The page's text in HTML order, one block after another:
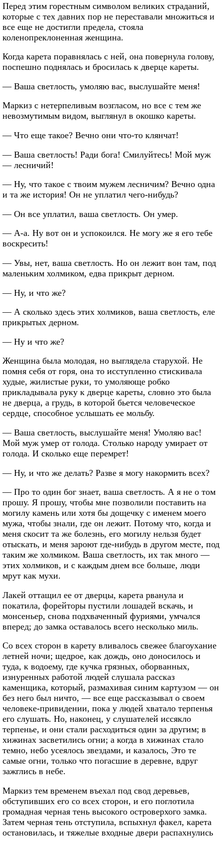
Перед этим горестным символом великих страданий,
которые с тех давних пор не переставали множиться и
все еще не достигли предела, стояла
коленопреклоненная женщина.
Когда карета поравнялась с ней, она повернула голову,
поспешно поднялась и бросилась к дверце кареты.
— Ваша светлость, умоляю вас, выслушайте меня!
Маркиз с нетерпеливым возгласом, но все с тем же
невозмутимым видом, выглянул в окошко кареты.
— Что еще такое? Вечно они что-то клянчат!
— Ваша светлость! Ради бога! Смилуйтесь! Мой муж
— лесничий!
— Ну, что такое с твоим мужем лесничим? Вечно одна
и та же история! Он не уплатил чего-нибудь?
— Он все уплатил, ваша светлость. Он умер.
— А-а. Ну вот он и успокоился. Не могу же я его тебе
воскресить!
— Увы, нет, ваша светлость. Но он лежит вон там, под
маленьким холмиком, едва прикрыт дерном.
— Ну, и что же?
— А сколько здесь этих холмиков, ваша светлость, еле
прикрытых дерном.
— Ну и что же?
Женщина была молодая, но выглядела старухой. Не
помня себя от горя, она то исступленно стискивала
худые, жилистые руки, то умоляюще робко
прикладывала руку к дверце кареты, словно это была
не дверца, а грудь, в которой бьется человеческое
сердце, способное услышать ее мольбу.
— Ваша светлость, выслушайте меня! Умоляю вас!
Мой муж умер от голода. Столько народу умирает от
голода. И сколько еще перемрет!
— Ну, и что же делать? Разве я могу накормить всех?
— Про то один бог знает, ваша светлость. А я не о том
прошу. Я прошу, чтобы мне позволили поставить на
могилу камень или хотя бы дощечку с именем моего
мужа, чтобы знали, где он лежит. Потому что, когда и
меня скосит та же болезнь, его могилу нельзя будет
отыскать, и меня зароют где-нибудь в другом месте, под
таким же холмиком. Ваша светлость, их так много —
этих холмиков, и с каждым днем все больше, люди
мрут как мухи.
Лакей оттащил ее от дверцы, карета рванула и
покатила, форейторы пустили лошадей вскачь, и
монсеньер, снова подхваченный фуриями, умчался
вперед; до замка оставалось всего несколько миль.
Со всех сторон в карету вливалось свежее благоухание
летней ночи; щедрое, как дождь, оно доносилось и
туда, к водоему, где кучка грязных, оборванных,
изнуренных работой людей слушала рассказ
каменщика, который, размахивая синим картузом — он
без него был ничто, — все еще рассказывал о своем
человеке-привидении, пока у людей хватало терпенья
его слушать. Но, наконец, у слушателей иссякло
терпенье, и они стали расходиться один за другим; в
хижинах засветились огни; а когда в хижинах стало
темно, небо усеялось звездами, и казалось, Это те
самые огни, только что погасшие в деревне, вдруг
зажглись в небе.
Маркиз тем временем въехал под свод деревьев,
обступивших его со всех сторон, и его поглотила
громадная черная тень высокого островерхого замка.
Затем черная тень отступила, вспыхнул факел, карета
остановилась, и тяжелые входные двери распахнулись